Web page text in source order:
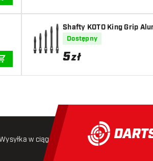
Shafty KOTO King Grip
Dostępny
5zł
w ciągu 24 godzin Darmowa